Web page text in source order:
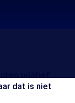
dat is niet